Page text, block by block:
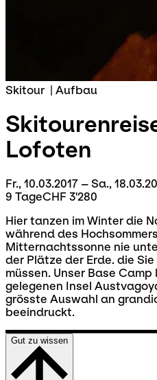
Skitour | Aufbau
Lofoten
Fr., 10.03.2017 – Sa.,
9 TageCHF 3'280
Hier tanzen im Winter die
während des
Mitternachtssonne nie
der Plätze der Erde. die
müssen. Unser Base
gelegenen Insel
grösste Auswahl an
beeindruckt.
Gut zu wissen